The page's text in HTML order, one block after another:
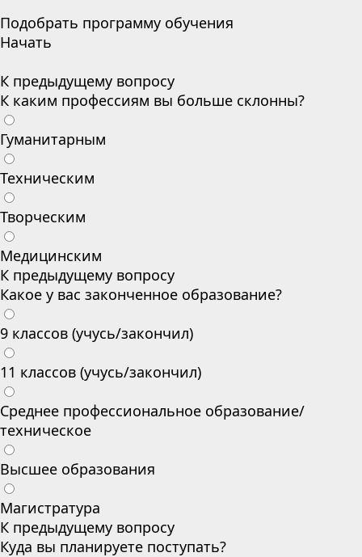
Подобрать программу обучения
Начать
К предыдущему вопросу
К каким профессиям вы больше склонны?
Гуманитарным
Техническим
Творческим
Медицинским
К предыдущему вопросу
Какое у вас законченное образование?
9 классов (учусь/закончил)
11 классов (учусь/закончил)
Среднее профессиональное образование/
техническое
Высшее образования
Магистратура
К предыдущему вопросу
Куда вы планируете поступать?